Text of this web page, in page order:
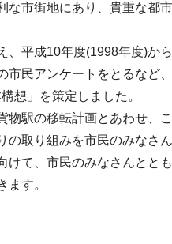
な市街地にあり、貴重な都
、平成10年度(1998年度)か
市民アンケートをとるなど
想」を策定しました。
物駅の移転計画とあわせ、
取り組みを市民のみなさ
けて、市民のみなさんとと
ます。